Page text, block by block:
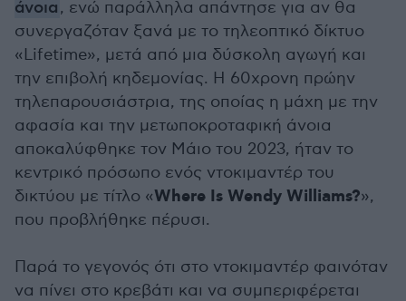
άνοια, ενώ παράλληλα απάντησε για αν θα
συνεργαζόταν ξανά με το τηλεοπτικό δίκτυο
«Lifetime», μετά από μια δύσκολη αγωγή και
την επιβολή κηδεμονίας. Η 60χρονη πρώην
τηλεπαρουσιάστρια, της οποίας η μάχη με την
αφασία και την μετωποκροταφική άνοια
αποκαλύφθηκε τον Μάιο του 2023, ήταν το
κεντρικό πρόσωπο ενός ντοκιμαντέρ του
δικτύου με τίτλο «Where Is Wendy Williams?»,
που προβλήθηκε πέρυσι.
Παρά το γεγονός ότι στο ντοκιμαντέρ φαινόταν
να πίνει στο κρεβάτι και να συμπεριφέρεται